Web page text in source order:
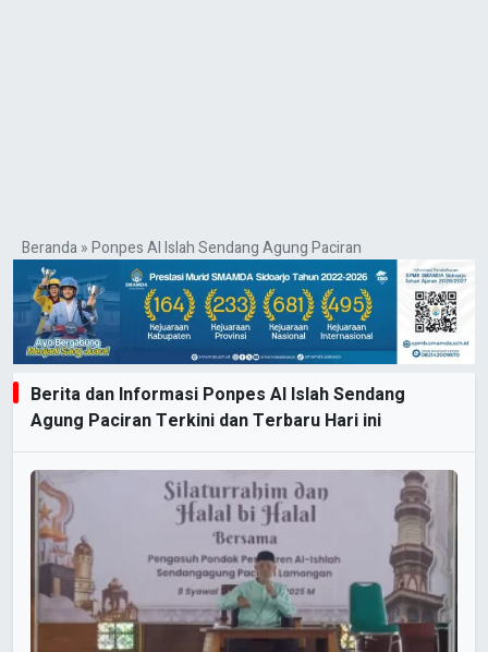
Beranda»Ponpes Al Islah Sendang Agung Paciran
Berita dan Informasi Ponpes Al Islah Sendang
Agung Paciran Terkini dan Terbaru Hari ini